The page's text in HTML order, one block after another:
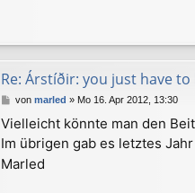
Re: Árstíðir: you just have
B
i
t
a
von marled » Mo 16. Apr 2012, 13:30
Vielleicht könnte man den
Im übrigen gab es letztes
Marled